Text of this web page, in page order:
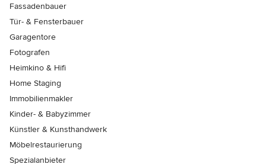
Fassadenbauer
Tür- & Fensterbauer
Garagentore
Fotografen
Heimkino & Hifi
Home Staging
Immobilienmakler
Kinder- & Babyzimmer
Künstler & Kunsthandwerk
Möbelrestaurierung
Spezialanbieter